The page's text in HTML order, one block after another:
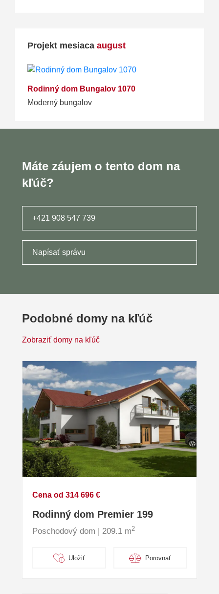
Projekt mesiaca august
Rodinný dom Bungalov 1070
Moderný bungalov
Máte záujem o tento dom na
kľúč?
+421 908 547 739
Napísať správu
Podobné domy na kľúč
Zobraziť domy na kľúč
Cena od 314 696 €
Rodinný dom Premier 199
Poschodový dom | 209.1 m2
Uložiť Porovnať